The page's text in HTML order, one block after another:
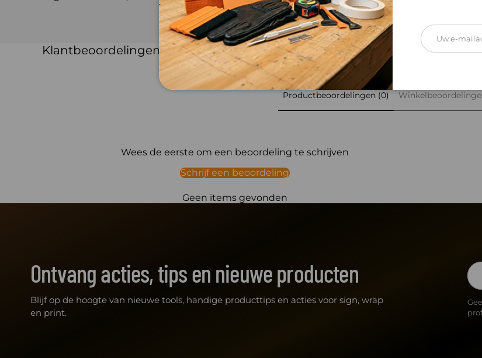
Klantbeoordelingen
Productbeoordelingen (0)
Wees de eerste om een beoordeling te schrijven
Schrijf een beoordeling
Geen items gevonden
Ontvang acties, tips en nieuwe producten
Blijf op de hoogte van nieuwe tools, handige producttips en acties voor sign, wrap
en print.
E-
E-mailadres